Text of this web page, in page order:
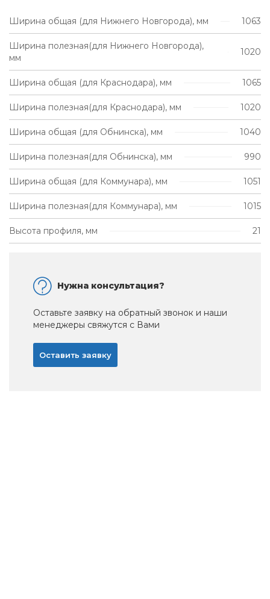
Ширина общая (для Нижнего Новгорода), мм 1063
Ширина полезная(для Нижнего Новгорода),
мм
1020
Ширина общая (для Краснодара), мм 1065
Ширина полезная(для Краснодара), мм 1020
Ширина общая (для Обнинска), мм 1040
Ширина полезная(для Обнинска), мм 990
Ширина общая (для Коммунара), мм 1051
Ширина полезная(для Коммунара), мм 1015
Высота профиля, мм 21
Нужна консультация?
Оставьте заявку на обратный звонок и наши
менеджеры свяжутся с Вами
Оставить заявку